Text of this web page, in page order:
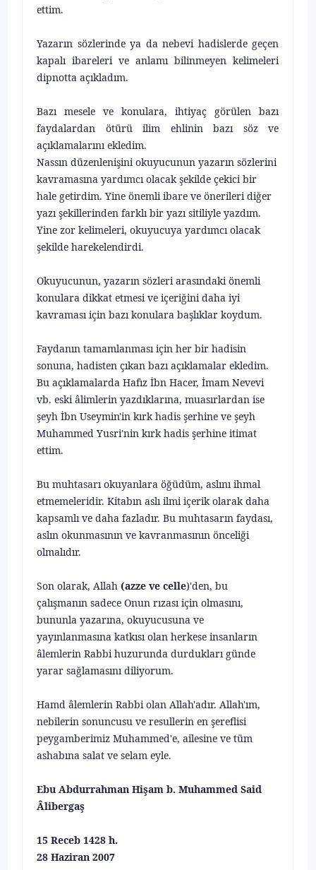
ettim.
Yazarın sözlerinde ya da nebevi hadislerde geçen
kapalı ibareleri ve anlamı bilinmeyen kelimeleri
dipnotta açıkladım.
Bazı mesele ve konulara, ihtiyaç görülen bazı
faydalardan ötürü ilim ehlinin bazı söz ve
açıklamalarını ekledim.
Nassın düzenlenişini okuyucunun yazarın sözlerini
kavramasına yar­dımcı olacak şekilde çekici bir
hale getirdim. Yine önemli ibare ve önerileri diğer
yazı şekillerinden farklı bir yazı sitiliyle yazdım.
Yine zor kelimeleri, oku­yucuya yardımcı olacak
şekilde harekelendirdi.
Okuyucunun, yazarın sözleri arasındaki önemli
konulara dikkat et­mesi ve içeriğini daha iyi
kavraması için bazı konulara başlıklar koydum.
Faydanın tamamlanması için her bir hadisin
sonuna, hadisten çıkan bazı açıklamalar ekledim.
Bu açıklamalarda Hafız İbn Hacer, İmam Nevevi
vb. eski âlimlerin yazdıklarına, muasırlardan ise
şeyh İbn Useymin'in kırk hadis şerhine ve şeyh
Muhammed Yusri'nin kırk hadis şerhine itimat
ettim.
Bu muhtasarı okuyanlara öğüdüm, aslını ihmal
etmemeleridir. Kitabın aslı ilmi içerik olarak daha
kapsamlı ve daha fazladır. Bu muhtasarın faydası,
aslın okunmasının ve kavranmasının önceliği
olmalıdır.
Son olarak, Allah (azze ve celle)'den, bu
çalışmanın sadece Onun rıza­sı için olmasını,
bununla yazarına, okuyucusuna ve
yayınlanmasına katkısı olan herkese insanların
âlemlerin Rabbi huzurunda durdukları günde
yarar sağlamasını diliyorum.
Hamd âlemlerin Rabbi olan Allah'adır. Allah'ım,
nebilerin sonuncusu ve resullerin en şereflisi
peygamberimiz Muhammed'e, ailesine ve tüm
ashabına salat ve selam eyle.
Ebu Abdurrahman Hişam b. Muhammed Said
Âlibergaş
15 Receb 1428 h.
28 Haziran 2007